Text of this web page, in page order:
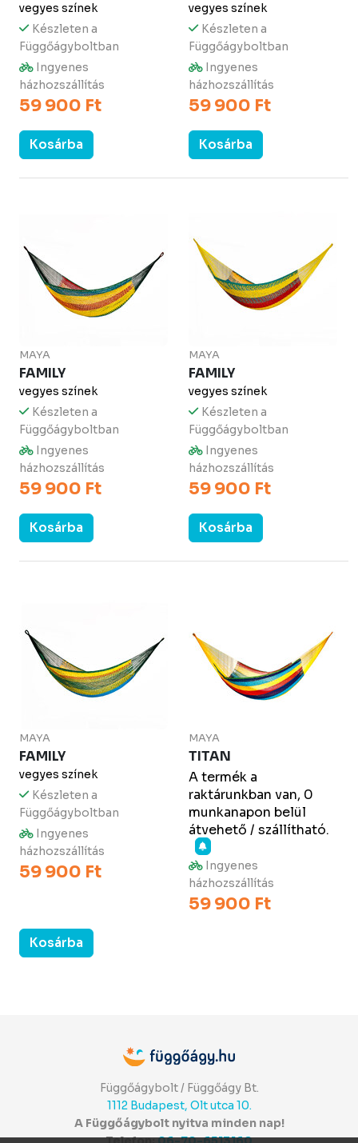
vegyes színek
Készleten a
Függőágyboltban
Ingyenes
házhozszállítás
59 900 Ft
Kosárba
vegyes színek
Készleten a
Függőágyboltban
Ingyenes
házhozszállítás
59 900 Ft
Kosárba
MAYA
FAMILY
vegyes színek
Készleten a
Függőágyboltban
Ingyenes
házhozszállítás
59 900 Ft
Kosárba
MAYA
FAMILY
vegyes színek
Készleten a
Függőágyboltban
Ingyenes
házhozszállítás
59 900 Ft
Kosárba
MAYA
FAMILY
vegyes színek
Készleten a
Függőágyboltban
Ingyenes
házhozszállítás
59 900 Ft
Kosárba
MAYA
TITAN
A termék a
raktárunkban van, 0
munkanapon belül
átvehető / szállítható.
Ingyenes
házhozszállítás
59 900 Ft
Függőágybolt / Függőágy Bt.
1112 Budapest, Olt utca 10.
A Függőágybolt nyitva minden nap!